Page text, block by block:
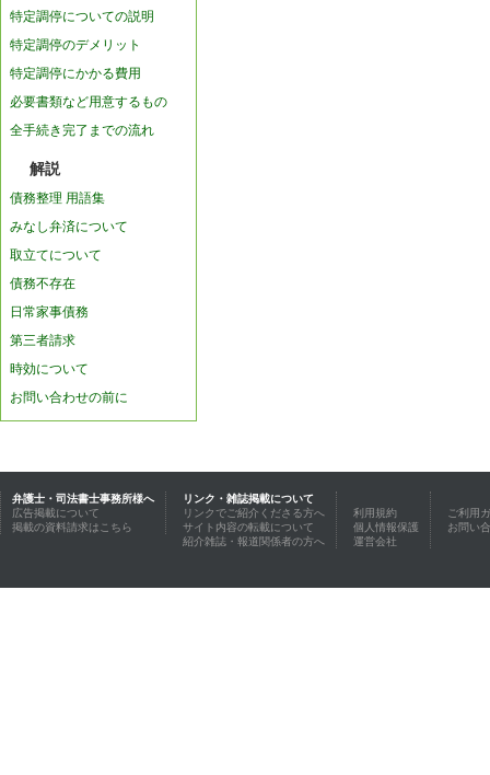
特定調停についての説明
特定調停のデメリット
特定調停にかかる費用
必要書類など用意するもの
全手続き完了までの流れ
解説
債務整理 用語集
みなし弁済について
取立てについて
債務不存在
日常家事債務
第三者請求
時効について
お問い合わせの前に
弁護士・司法書士事務所様へ
広告掲載について
掲載の資料請求はこちら
リンク・雑誌掲載について
リンクでご紹介くださる方へ
サイト内容の転載について
紹介雑誌・報道関係者の方へ
利用規約
個人情報保護
運営会社
ご利用
お問い